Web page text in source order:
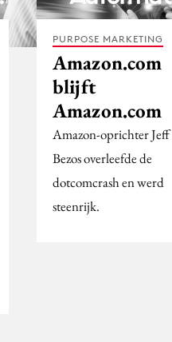
PURPOSE MARKETING
Amazon.com
blijft
Amazon.com
Amazon-oprichter Jeff
Bezos overleefde de
dotcomcrash en werd
steenrijk.